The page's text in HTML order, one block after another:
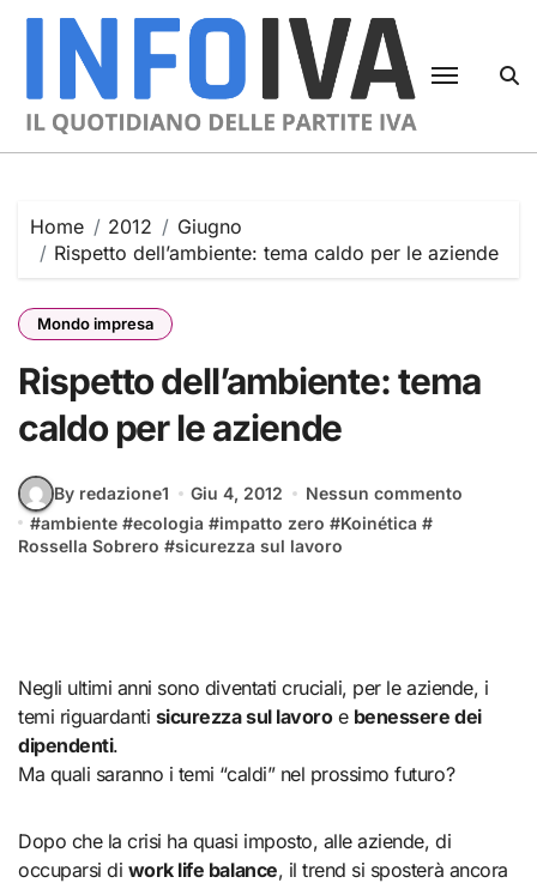
Skip
Home 2012
Giugno
Rispetto dell’ambiente: tema caldo per le aziende
Mondo impresa
Rispetto dell’ambiente: tema
caldo per le aziende
By redazione1 Giu 4, 2012
Nessun commento
#ambiente #ecologia #impatto zero #Koinética #
Rossella Sobrero #sicurezza sul lavoro
Negli ultimi anni sono diventati cruciali, per le aziende, i
temi riguardanti sicurezza sul lavoroe benessere dei
dipendenti.
Ma quali saranno i temi “caldi” nel prossimo futuro?
Dopo che la crisi ha quasi imposto, alle aziende, di
occuparsi di work life balance, il trend si sposterà ancora